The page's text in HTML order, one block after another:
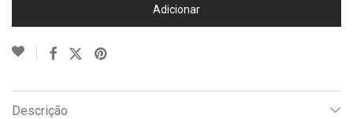
Adicionar
Descrição